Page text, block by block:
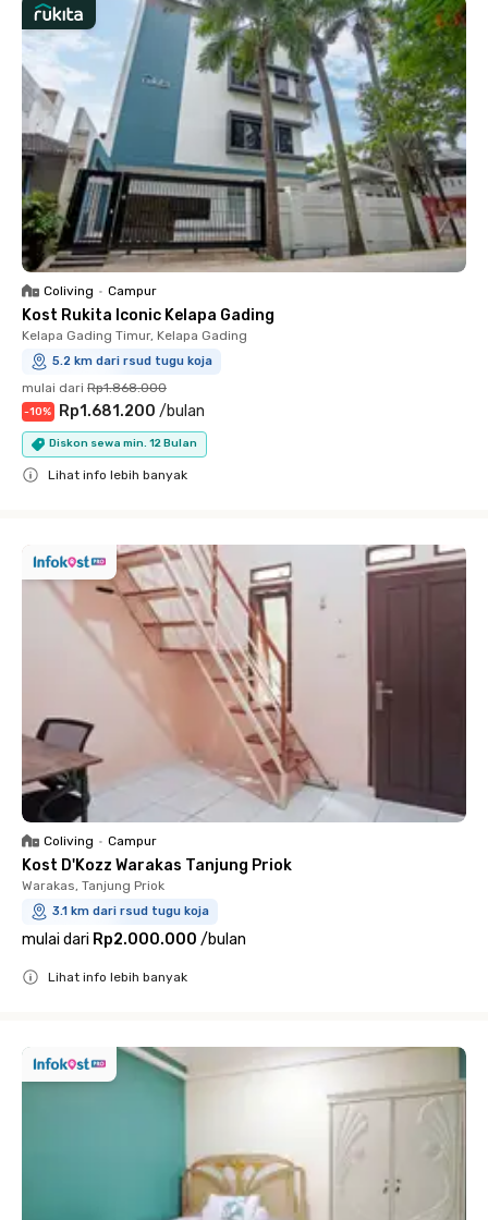
Coliving • Campur
Kost Rukita Iconic Kelapa Gading
Kelapa Gading Timur, Kelapa Gading
5.2 km dari rsud tugu koja
mulai dari Rp1.868.000
-10% Rp1.681.200 /bulan
Diskon sewa min. 12 Bulan
Lihat info lebih banyak
Coliving • Campur
Kost D'Kozz Warakas Tanjung Priok
Warakas, Tanjung Priok
3.1 km dari rsud tugu koja
mulai dari Rp2.000.000 /bulan
Lihat info lebih banyak